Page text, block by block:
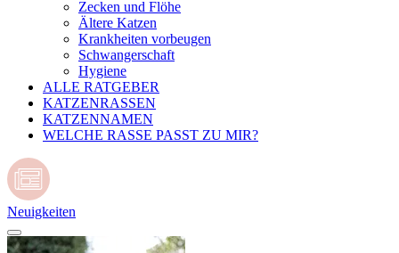
Zecken und Flöhe
Ältere Katzen
Krankheiten vorbeugen
Schwangerschaft
Hygiene
ALLE RATGEBER
KATZENRASSEN
KATZENNAMEN
WELCHE RASSE PASST ZU MIR?
Neuigkeiten